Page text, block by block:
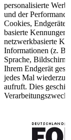
personalisierte
und der
Cookies,
basierte
netzwerkbasierte
Informationen (z. B.
Sprache,
Ihrem Endgerät
jedes Mal
aufruft. Dies
Verarbeitungszwecke.